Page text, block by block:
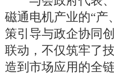
磁通电机产业的“产
策引导与政企协同
联动，不仅筑牢了
造到市场应用的全